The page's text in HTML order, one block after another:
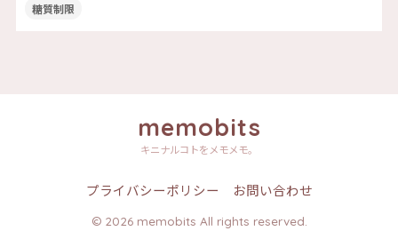
糖質制限
memobits
キニナルコトをメモメモ。
プライバシーポリシー お問い合わせ
© 2026 memobits All rights reserved.